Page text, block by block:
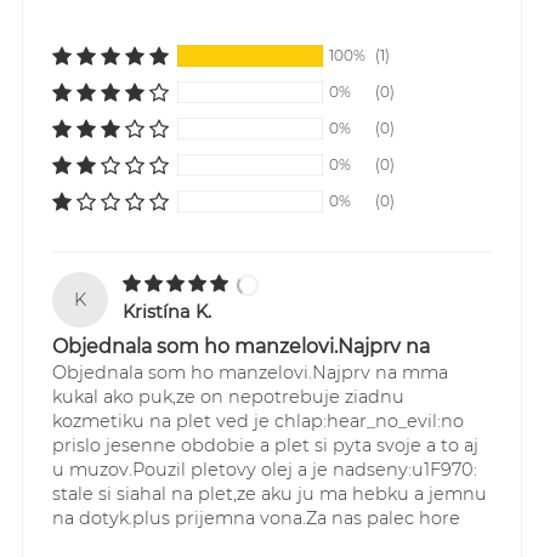
Tovar je doručovaný najneskôr do 48h od expedície.
Pri položkách, kde je uvedená dlhšia doba dodania
resp. tovar na objednávku, expedujeme objednaný
tovar najneskôr do 10 prac. dní od objednania resp.
od prijatia platby.
Cenník dopravy :
ZADARMO
2. Kuriér GLS Slovensko - pre všetky objednávky do
3. Kuriér GLS Česká Republika - pre všetky
objednávky do 60,00 EUR doručované do Čiech -
5,90 EUR
Sledovanie Vašich zásielok je možné
prostredníctvom webstránky:
https://online.gls-slovakia.sk/index.php
100%
(1)
0%
(0)
0%
(0)
0%
(0)
0%
(0)
K
Kristína K.
Objednala som ho manzelovi.Najprv na
Objednala som ho manzelovi.Najprv na mma
kukal ako puk,ze on nepotrebuje ziadnu
kozmetiku na plet ved je chlap:hear_no_evil:no
prislo jesenne obdobie a plet si pyta svoje a to aj
u muzov.Pouzil pletovy olej a je nadseny:u1F970:
stale si siahal na plet,ze aku ju ma hebku a jemnu
na dotyk.plus prijemna vona.Za nas palec hore